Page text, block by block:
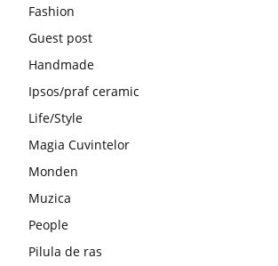
Fashion
Guest post
Handmade
Ipsos/praf ceramic
Life/Style
Magia Cuvintelor
Monden
Muzica
People
Pilula de ras